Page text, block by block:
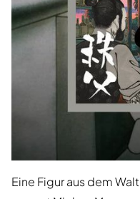
Eine Figur aus dem